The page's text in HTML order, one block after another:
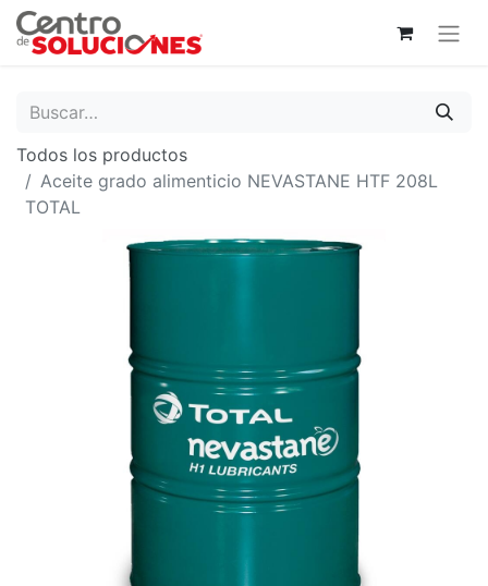
Todos los productos
Aceite grado alimenticio NEVASTANE HTF 208L
TOTAL